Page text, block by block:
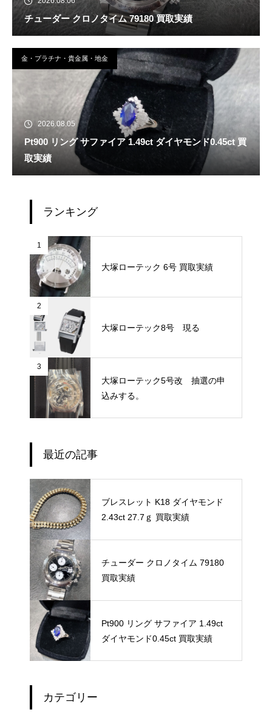
チューダー クロノタイム 79180 買取実績
金・プラチナ・貴金属・地金
2026.08.05
Pt900 リング サファイア 1.49ct ダイヤモンド0.45ct 買
取実績
ランキング
1
大塚ローテック 6号 買取実績
2
大塚ローテック8号 現る
3
大塚ローテック5号改 抽選の申
込みする。
最近の記事
ブレスレット K18 ダイヤモンド
2.43ct 27.7ｇ 買取実績
チューダー クロノタイム 79180
買取実績
Pt900 リング サファイア 1.49ct
ダイヤモンド0.45ct 買取実績
カテゴリー